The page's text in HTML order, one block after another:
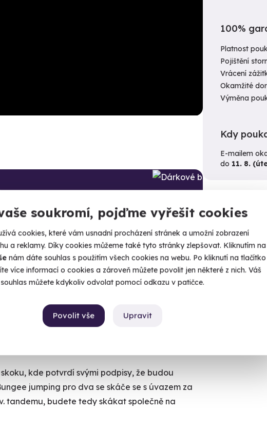
soukromí, pojďme vyřešit cookies
cookies, které vám usnadní procházení stránek a umožní zobrazení
a reklamy. Díky cookies můžeme také tyto stránky zlepšovat. Kliknutím na
nám dáte souhlas s použitím všech cookies na webu. Po kliknutí na tlačítko
více informací o cookies a zároveň můžete povolit jen některé z nich. Váš
souhlas můžete kdykoliv odvolat pomocí odkazu v patičce.
Upravit
Povolit vše
Kalendář volných
termínů
Objednat poukaz
100%
Platnost
Pojištění
Vrácení
Okamžité
Výměna
Kdy
E-mailem
do 11. 8.
kde potvrdí svými podpisy, že budou
jumping pro dva se skáče se s úvazem za
tandemu, budete tedy skákat společně na